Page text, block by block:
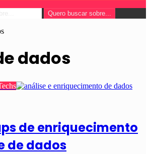
Quero buscar sobre...
dados
de enriquecimento
de dados